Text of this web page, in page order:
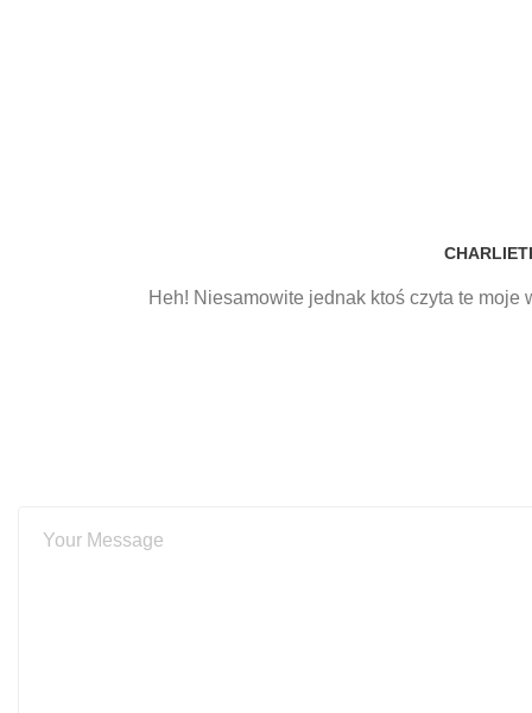
Heh! Niesamowite jednak ktoś czyta te